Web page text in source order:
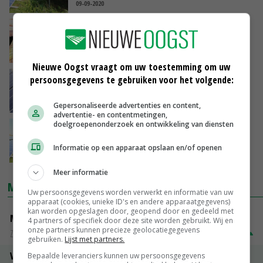
09-09-2020
Onderzoek naar risico's branden met
zonnepanelen
Liberaal Groen wil zon op land en wind voor
19-08-2020
Stortvloed aan zonneparken dreigt in Oost-
14-08-2020
MARKTPRIJZEN
Magere melkpoeder
Zuivel NL
€ 269,00
Vleeskuikens 2001-2600 gr
Nieuwe Oogst vraagt om uw toestemming om uw
persoonsgegevens te gebruiken voor het volgende:
Gepersonaliseerde advertenties en content,
advertentie- en contentmetingen,
doelgroepenonderzoek en ontwikkeling van diensten
Informatie op een apparaat opslaan en/of openen
Meer informatie
Uw persoonsgegevens worden verwerkt en informatie van uw
apparaat (cookies, unieke ID's en andere apparaatgegevens)
kan worden opgeslagen door, geopend door en gedeeld met
4 partners of specifiek door deze site worden gebruikt. Wij en
onze partners kunnen precieze geolocatiegegevens
gebruiken. Lijst met partners.
Bepaalde leveranciers kunnen uw persoonsgegevens